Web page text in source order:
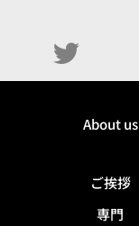
About us
ご挨拶
専門